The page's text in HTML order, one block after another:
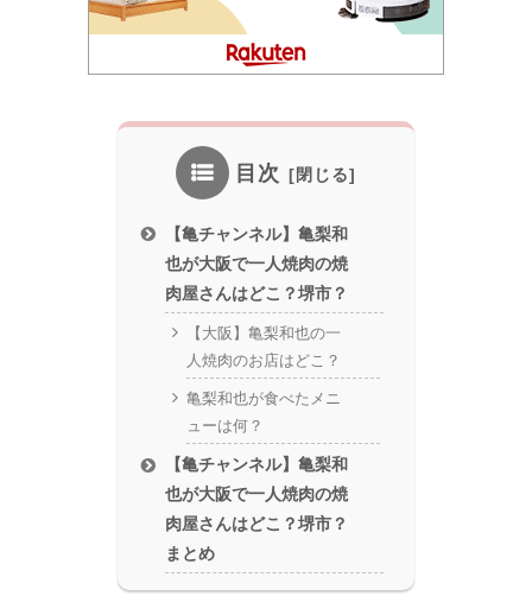
目次
【亀チャンネル】亀梨和
也が大阪で一人焼肉の焼
肉屋さんはどこ？堺市？
【大阪】亀梨和也の一
人焼肉のお店はどこ？
亀梨和也が食べたメニ
ューは何？
【亀チャンネル】亀梨和
也が大阪で一人焼肉の焼
肉屋さんはどこ？堺市？
まとめ